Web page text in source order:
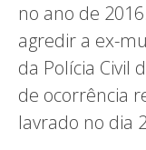
no ano de
agredir a ex-
da Polícia Civil
de ocorrência
lavrado no dia